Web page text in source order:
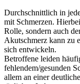
Durchschnittlich in
mit Schmerzen.
Rolle, sondern auch
Akutschmerz kann zu
sich entwickeln.
Betroffene leiden
fehlendem/gesunden
allem an einer